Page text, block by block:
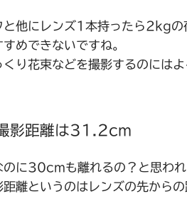
と他にレンズ1本持ったら2kgの
めできないですね。
くり花束などを撮影するのには
影距離は31.2cm
のに30cmも離れるの？と思わ
距離というのはレンズの先から